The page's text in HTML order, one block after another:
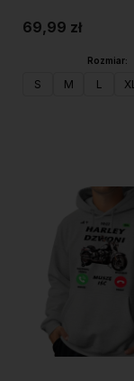
69,99 zł
Rozmiar:
S M L XL